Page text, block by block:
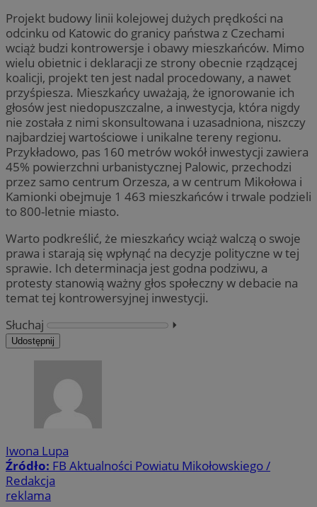
Projekt budowy linii kolejowej dużych prędkości na
odcinku od Katowic do granicy państwa z Czechami
wciąż budzi kontrowersje i obawy mieszkańców. Mimo
wielu obietnic i deklaracji ze strony obecnie rządzącej
koalicji, projekt ten jest nadal procedowany, a nawet
przyśpiesza. Mieszkańcy uważają, że ignorowanie ich
głosów jest niedopuszczalne, a inwestycja, która nigdy
nie została z nimi skonsultowana i uzasadniona, niszczy
najbardziej wartościowe i unikalne tereny regionu.
Przykładowo, pas 160 metrów wokół inwestycji zawiera
45% powierzchni urbanistycznej Palowic, przechodzi
przez samo centrum Orzesza, a w centrum Mikołowa i
Kamionki obejmuje 1 463 mieszkańców i trwale podzieli
to 800-letnie miasto.
Warto podkreślić, że mieszkańcy wciąż walczą o swoje
prawa i starają się wpłynąć na decyzje polityczne w tej
sprawie. Ich determinacja jest godna podziwu, a
protesty stanowią ważny głos społeczny w debacie na
temat tej kontrowersyjnej inwestycji.
Słuchaj
⏵︎
Udostępnij
Iwona Lupa
Źródło: FB Aktualności Powiatu Mikołowskiego /
Redakcja
reklama